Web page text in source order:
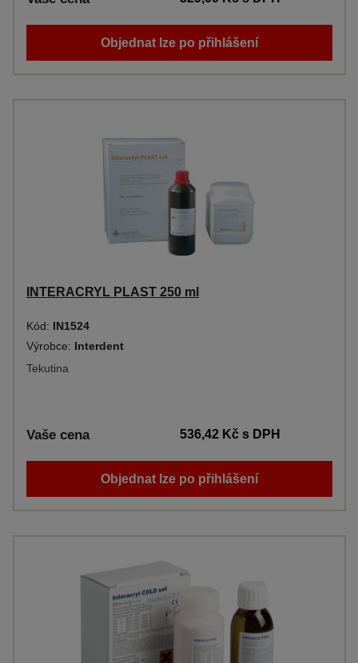
Objednat lze po přihlášení
INTERACRYL PLAST 250 ml
Kód: IN1524
Výrobce: Interdent
Tekutina
Vaše cena 536,42 Kčs DPH
Objednat lze po přihlášení